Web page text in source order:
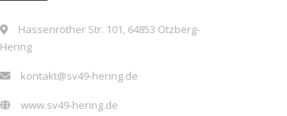
Hassenröther Str. 101, 64853 Otzberg-
Hering
kontakt@sv49-hering.de
www.sv49-hering.de